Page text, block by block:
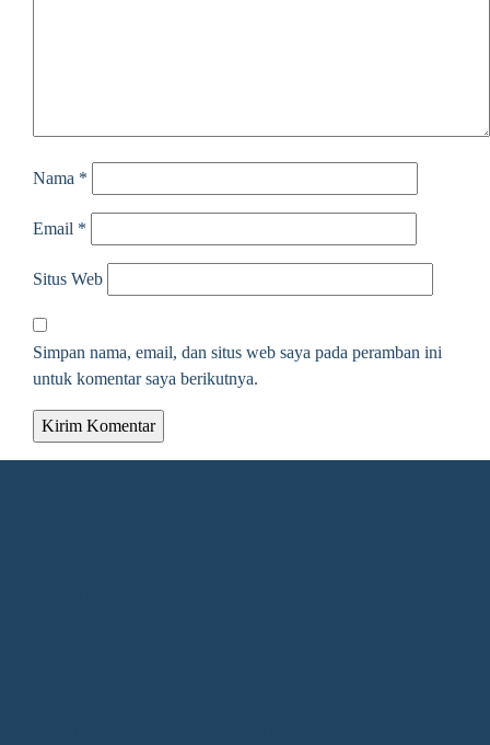
Nama *
Email *
Situs Web
Simpan nama, email, dan situs web saya pada peramban ini
untuk komentar saya berikutnya.